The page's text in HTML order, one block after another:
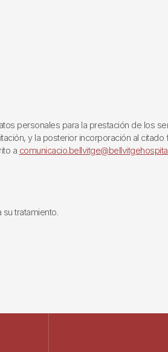
personales para la prestación de los
y la posterior incorporación al
a
tratamiento.